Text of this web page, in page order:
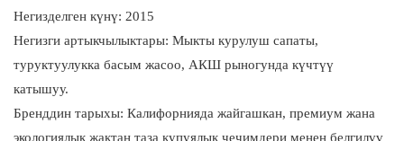
Негизделген күнү: 2015
Негизги артыкчылыктары: Мыкты курулуш сапаты,
туруктуулукка басым жасоо, АКШ рыногунда күчтүү
катышуу.
Бренддин тарыхы: Калифорнияда жайгашкан, премиум жана
экологиялык жактан таза купуялык чечимдери менен белгилүү